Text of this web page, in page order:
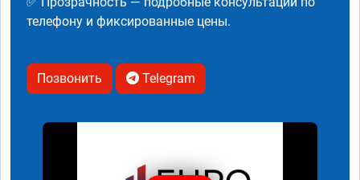
телефону и фиксированные цены.
Позвонить Telegram